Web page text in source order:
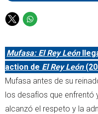
T
i
t
t
e
r
W
a
t
s
a
p
p
Mufasa: El Rey León
action de El Rey León
Mufasa antes de su
los desafíos que enfrentó
alcanzó el respeto y la